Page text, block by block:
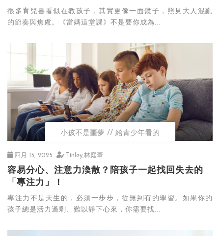
很多育兒書看似在教孩子，其實更像一面鏡子，照見大人混亂
的節奏與焦慮。《當媽這堂課》不是要你成為...
小孩不是噩夢 給青少年看的
四月 15, 2025 Tinley,林庭葦
容易分心、注意力渙散？陪孩子一起找回失去的
「專注力」！
專注力不是天生的，必須一步步，從無到有的學習。如果你的
孩子總是活力過剩、難以靜下心來，你需要找...